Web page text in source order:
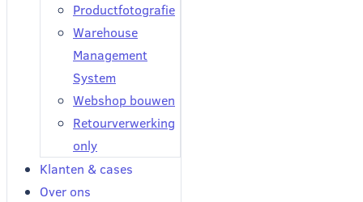
Productfotografie
Warehouse
Management
System
Webshop bouwen
Retourverwerking
only
Klanten & cases
Over ons